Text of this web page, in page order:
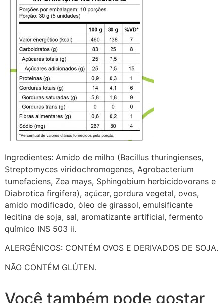
Ingredientes: Amido de milho (Bacillus thuringienses,
Streptomyces viridochromogenes, Agrobacterium
tumefaciens, Zea mays, Sphingobium herbicidovorans e
Diabrotica firgifera), açúcar, gordura vegetal, ovos,
amido modificado, óleo de girassol, emulsificante
lecitina de soja, sal, aromatizante artificial, fermento
químico INS 503 ii.
ALERGÊNICOS: CONTÉM OVOS E DERIVADOS DE SOJA.
NÃO CONTÉM GLÚTEN.
Você também pode gostar